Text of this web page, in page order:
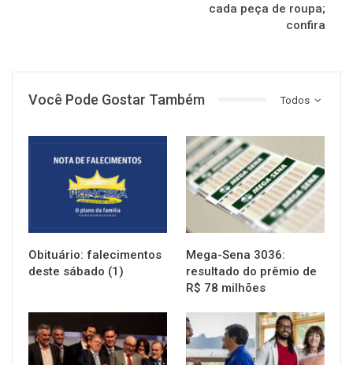
cada peça de roupa;
confira
Todos
Você Pode Gostar Também
Obituário: falecimentos
deste sábado (1)
NOTÍCIAS
Mega-Sena 3036:
resultado do prêmio de
R$ 78 milhões
NOTÍCIAS NOTÍCIAS